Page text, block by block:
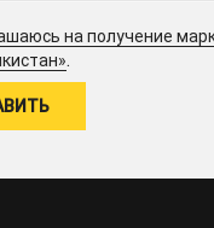
на получение
.